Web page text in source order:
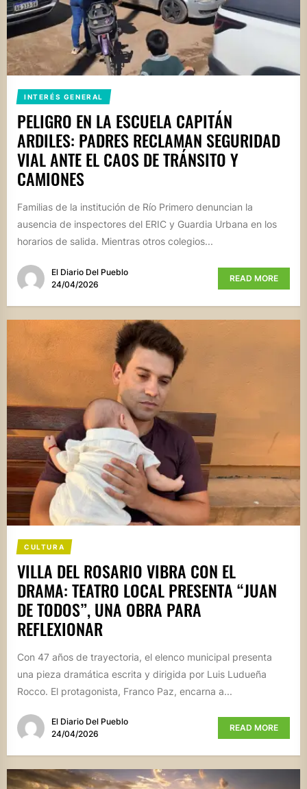
INTERÉS GENERAL
PELIGRO EN LA ESCUELA CAPITÁN
ARDILES: PADRES RECLAMAN SEGURIDAD
VIAL ANTE EL CAOS DE TRÁNSITO Y
CAMIONES
Familias de la institución de Río Primero denuncian la
ausencia de inspectores del ERIC y Guardia Urbana en los
horarios de salida. Mientras otros colegios...
El Diario Del Pueblo
24/04/2026
READ MORE
CULTURA
VILLA DEL ROSARIO VIBRA CON EL
DRAMA: TEATRO LOCAL PRESENTA “JUAN
DE TODOS”, UNA OBRA PARA
REFLEXIONAR
Con 47 años de trayectoria, el elenco municipal presenta
una pieza dramática escrita y dirigida por Luis Ludueña
Rocco. El protagonista, Franco Paz, encarna a...
El Diario Del Pueblo
24/04/2026
READ MORE